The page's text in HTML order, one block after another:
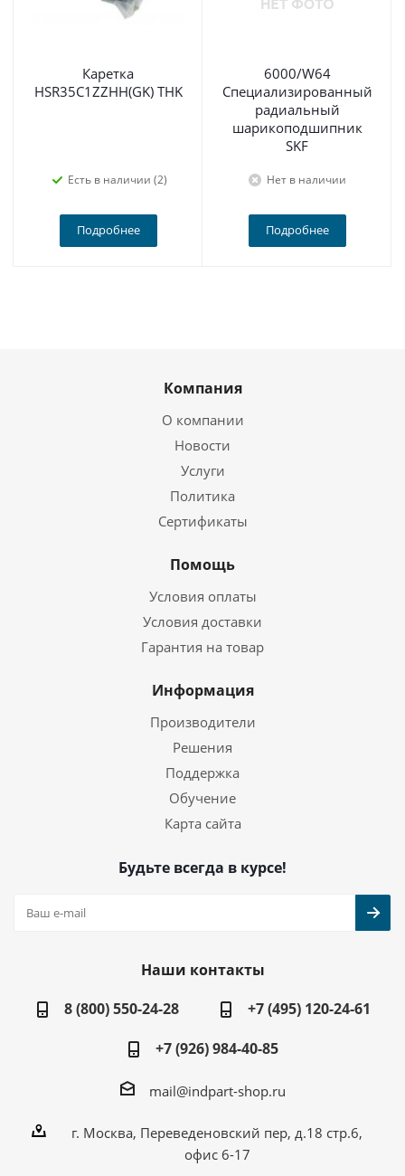
Каретка
HSR35C1ZZHH(GK) THK
Есть в наличии (2)
Подробнее
6000/W64
Специализированный
радиальный
шарикоподшипник
SKF
Нет в наличии
Подробнее
Компания
О компании
Новости
Услуги
Политика
Сертификаты
Помощь
Условия оплаты
Условия доставки
Гарантия на товар
Информация
Производители
Решения
Поддержка
Обучение
Карта сайта
Будьте всегда в курсе!
Наши контакты
8 (800) 550-24-28
+7 (495) 120-24-61
+7 (926) 984-40-85
mail@indpart-shop.ru
г. Москва, Переведеновский пер, д.18 стр.6,
офис 6-17